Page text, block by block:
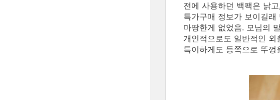
전에 사용하던 백팩은 낡
특가구매 정보가 보이길
마땅한게 없었음. 모님의
개인적으로도 일반적인
특이하게도 등쪽으로 뚜껑